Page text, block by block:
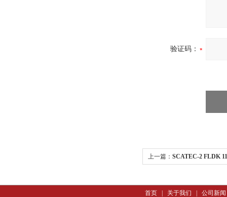
验证码：
上一篇： SCATEC-2 FLDK
首页| 关于我们 公司新闻